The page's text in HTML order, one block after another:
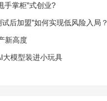
手掌柜”式创业?
后加盟”如何实现低风险入局？
新高度
大模型装进小玩具